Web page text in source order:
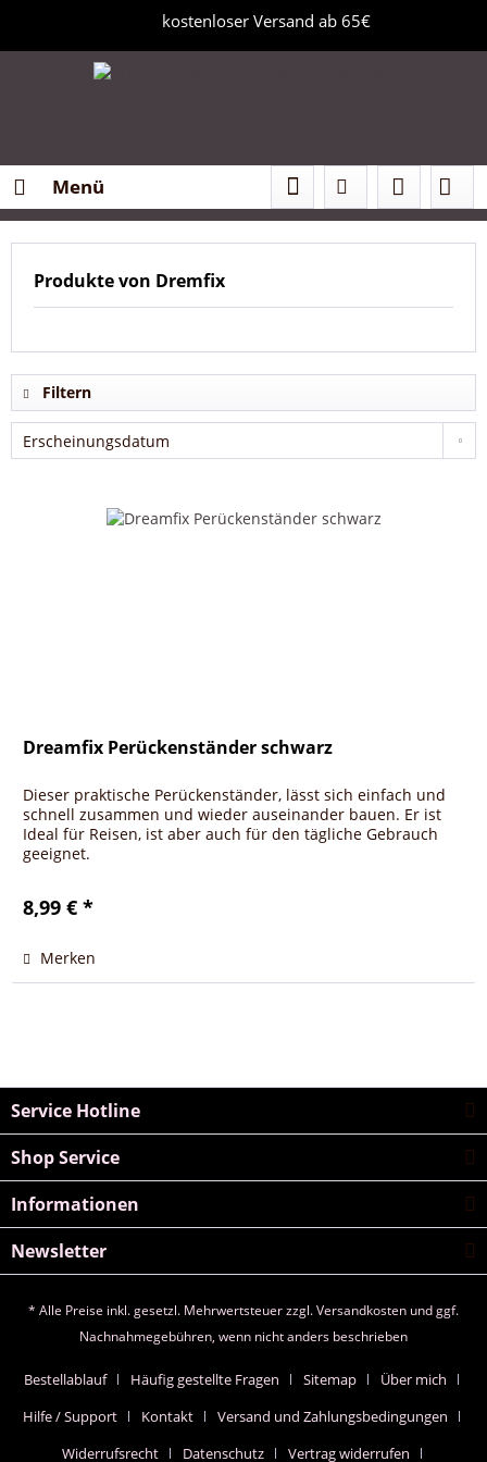
kostenloser Versand ab 65€
Menü
Produkte von Dremfix
Filtern
Dreamfix Perückenständer schwarz
Dieser praktische Perückenständer, lässt sich einfach und
schnell zusammen und wieder auseinander bauen. Er ist
Ideal für Reisen, ist aber auch für den tägliche Gebrauch
geeignet.
8,99 € *
Merken
Service Hotline
Shop Service
Informationen
Newsletter
* Alle Preise inkl. gesetzl. Mehrwertsteuer zzgl.Versandkosten und ggf.
Nachnahmegebühren, wenn nicht anders beschrieben
Bestellablauf Häufig gestellte Fragen Sitemap
Über mich
Hilfe / Support
Kontakt
Versand und Zahlungsbedingungen
Widerrufsrecht
Datenschutz Vertrag widerrufen